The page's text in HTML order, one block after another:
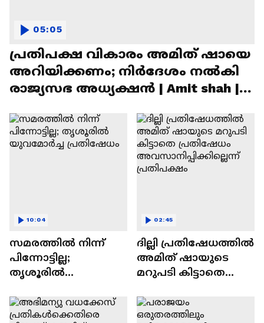
പ്രതിപക്ഷ വികാരം അമിത് ഷായെ
അറിയിക്കണം; നിർദേശം നൽകി
രാജ്യസഭ അധ്യക്ഷൻ | Amit shah |
05:05
സമരത്തിൽ നിന്ന്
പിന്നോട്ടില്ല;
തൃശൂരിൽ
പ്രതിഷേധം
10:04
ദില്ലി പ്രതിഷേധത്തിൽ
അമിത് ഷായുടെ
മറുപടി കിട്ടാതെ
അവസാനിപ്പിക്കില്ലെ
ന്ന് പ്രതിപക്ഷം
02:45